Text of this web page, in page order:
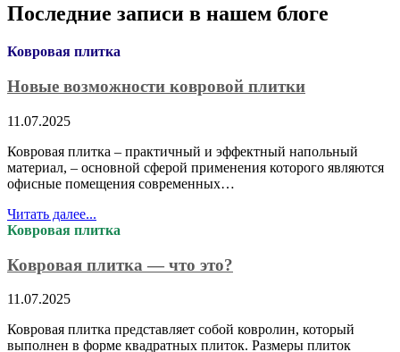
Последние записи в нашем блоге
Ковровая плитка
Новые возможности ковровой плитки
11.07.2025
Ковровая плитка – практичный и эффектный напольный
материал, – основной сферой применения которого являются
офисные помещения современных…
Читать далее...
Ковровая плитка
Ковровая плитка — что это?
11.07.2025
Ковровая плитка представляет собой ковролин, который
выполнен в форме квадратных плиток. Размеры плиток